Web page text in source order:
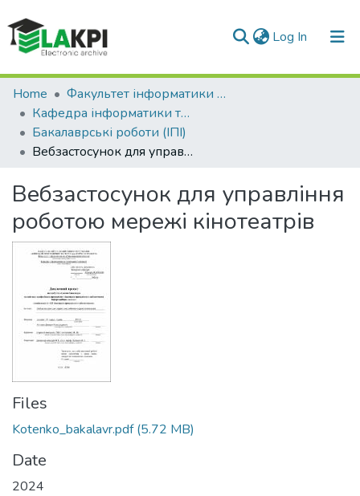
Log In (current)
Communities & Collections
All of DSpace
Statistics
Home
Факультет інформатики та обчислювальної техніки (ФІОТ)
Кафедра інформатики та програмної інженерії (ІПІ)
Бакалаврські роботи (ІПІ)
Вебзастосунок для управління роботою мережі кінотеатрів
Вебзастосунок для управління
роботою мережі кінотеатрів
Files
Kotenko_bakalavr.pdf(5.72 MB)
Date
2024